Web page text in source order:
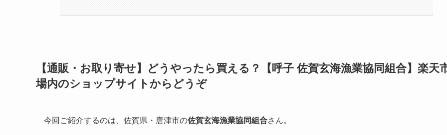
【通販・お取り寄せ】どうやったら買える？【呼子 佐賀玄海漁業協同組合】楽天
場内のショップサイトからどうぞ
今回ご紹介するのは、佐賀県・唐津市の佐賀玄海漁業協同組合さん。